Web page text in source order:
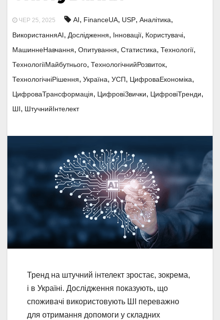
ЧЕР 25, 2025 AI, FinanceUA, USP, Аналітика,
ВикористанняAI, Дослідження, Інновації, Користувачі,
МашиннеНавчання, Опитування, Статистика, Технології,
ТехнологіїМайбутнього, ТехнологічнийРозвиток,
ТехнологічніРішення, Україна, УСП, ЦифроваЕкономіка,
ЦифроваТрансформація, ЦифровіЗвички, ЦифровіТренди,
ШІ, ШтучнийІнтелект
Тренд на штучний інтелект зростає, зокрема,
і в Україні. Дослідження показують, що
споживачі використовують ШІ переважно
для отримання допомоги у складних